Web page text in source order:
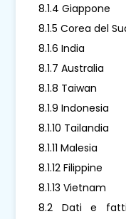
8.1.4 Giappone
8.1.5 Corea del
8.1.6 India
8.1.7 Australia
8.1.8 Taiwan
8.1.9 Indonesia
8.1.10 Tailandia
8.1.11 Malesia
8.1.12 Filippine
8.1.13 Vietnam
8.2 Dati e